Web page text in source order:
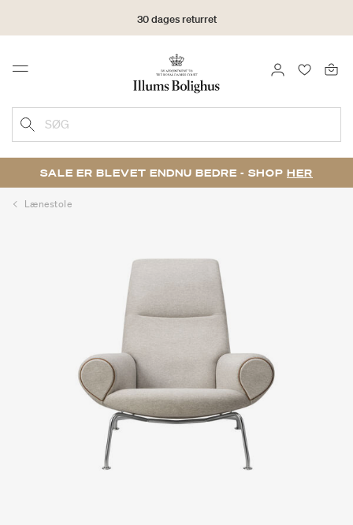
30 dages returret
Menu LOG IND
SØG
SALE ER BLEVET ENDNU BEDRE - SHOP HER
Lænestole